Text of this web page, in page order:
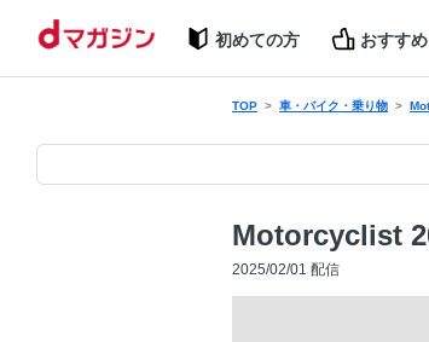
初めての方 おすすめ
TOP 車・バイク・乗り物
Motorcyclist
2025/02/01 配信